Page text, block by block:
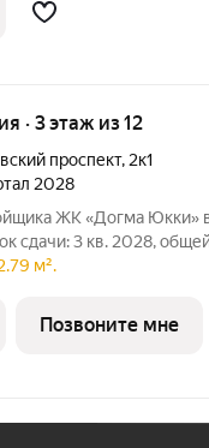
· 3 этаж из 12
проспект, 2к1
2028
ЖК «Догма Юкки»
сдачи: 3 кв. 2028,
с доступной
м².
Позвоните мне